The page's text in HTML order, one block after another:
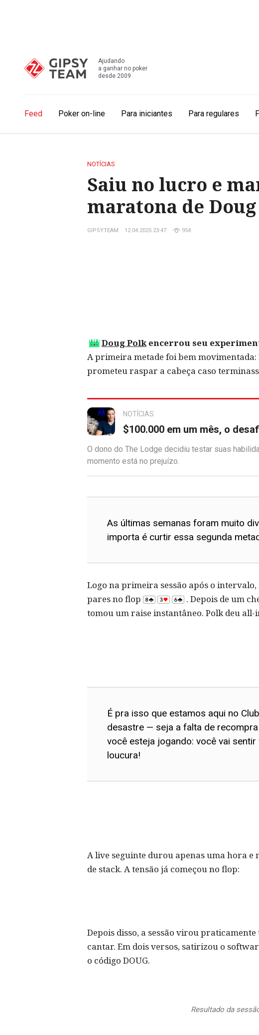
Ajudando
a ganhar no poker
desde 2009
Feed Poker on-line Para iniciantes Para regulares
NOTÍCIAS
Saiu no lucro e
maratona de
GIPSYTEAM 12.04.2025 23:47 954
Doug Polkencerrou seu
A primeira metade foi bem movimentada:
prometeu raspar a cabeça caso
NOTÍCIAS
$100.000 em um mês, o
O dono do The Lodge decidiu testar suas
momento está no prejuízo.
As últimas semanas foram muito
importa é curtir essa segunda
Logo na primeira sessão após o
pares no flop
. Depois de um
tomou um raise instantâneo. Polk deu
É pra isso que estamos aqui no
desastre — seja a falta de
você esteja jogando: você vai
loucura!
A live seguinte durou apenas uma hora e
de stack. A tensão já começou no flop:
Depois disso, a sessão virou
cantar. Em dois versos, satirizou o
o código DOUG.
Resultado da